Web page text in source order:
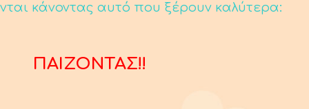
κάνοντας αυτό που ξέρουν καλύτερα:
ΠΑΙΖΟΝΤΑΣ!!